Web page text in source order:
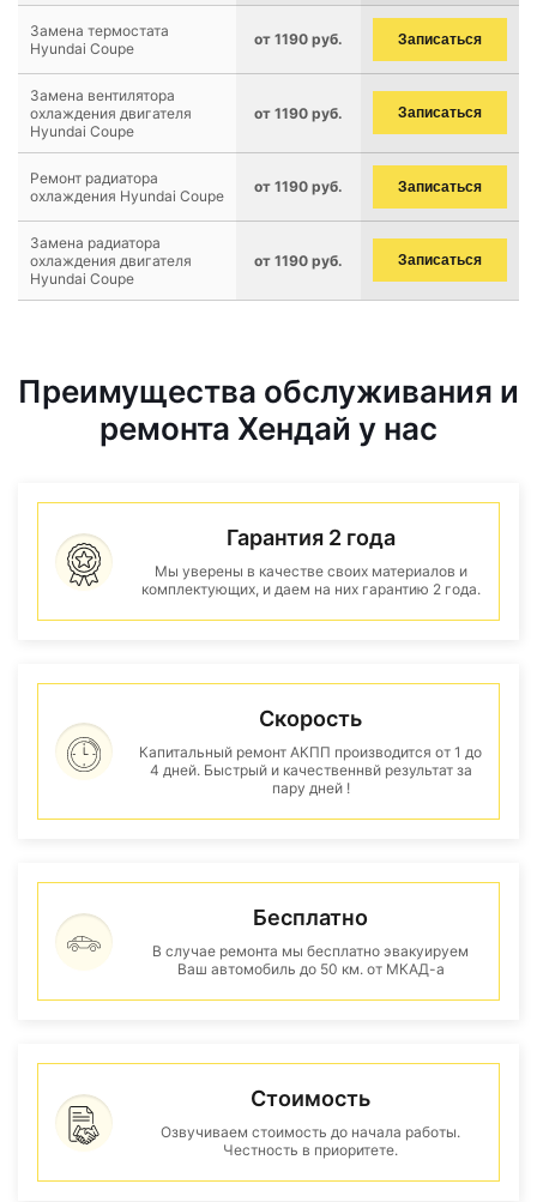
Замена термостата
Hyundai Coupe
от 1190 руб. Записаться
Замена вентилятора
охлаждения двигателя
Hyundai Coupe
от 1190 руб. Записаться
Ремонт радиатора
охлаждения Hyundai Coupe
от 1190 руб. Записаться
Замена радиатора
охлаждения двигателя
Hyundai Coupe
от 1190 руб. Записаться
Преимущества обслуживания и
ремонта Хендай у нас
Гарантия 2 года
Мы уверены в качестве своих материалов и
комплектующих, и даем на них гарантию 2 года.
Скорость
Капитальный ремонт АКПП производится от 1 до
4 дней. Быстрый и качественнвй результат за
пару дней !
Бесплатно
В случае ремонта мы бесплатно эвакуируем
Ваш автомобиль до 50 км. от МКАД-а
Стоимость
Озвучиваем стоимость до начала работы.
Честность в приоритете.